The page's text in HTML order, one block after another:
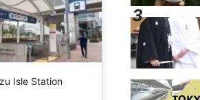
Isle Station